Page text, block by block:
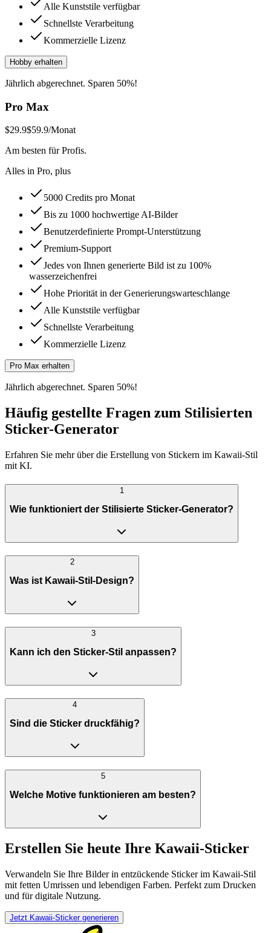
Alle Kunststile verfügbar
Schnellste Verarbeitung
Kommerzielle Lizenz
Hobby erhalten
Jährlich abgerechnet. Sparen 50%!
Pro Max
$29.9$59.9/Monat
Am besten für Profis.
Alles in Pro, plus
5000 Credits pro Monat
Bis zu 1000 hochwertige AI-Bilder
Benutzerdefinierte Prompt-Unterstützung
Premium-Support
Jedes von Ihnen generierte Bild ist zu 100%
wasserzeichenfrei
Hohe Priorität in der Generierungswarteschlange
Alle Kunststile verfügbar
Schnellste Verarbeitung
Kommerzielle Lizenz
Pro Max erhalten
Jährlich abgerechnet. Sparen 50%!
Häufig gestellte Fragen zum Stilisierten
Sticker-Generator
Erfahren Sie mehr über die Erstellung von Stickern im Kawaii-Stil
mit KI.
1
Wie funktioniert der Stilisierte Sticker-Generator?
2
Was ist Kawaii-Stil-Design?
3
Kann ich den Sticker-Stil anpassen?
4
Sind die Sticker druckfähig?
5
Welche Motive funktionieren am besten?
Erstellen Sie heute Ihre Kawaii-Sticker
Verwandeln Sie Ihre Bilder in entzückende Sticker im Kawaii-Stil
mit fetten Umrissen und lebendigen Farben. Perfekt zum Drucken
und für digitale Nutzung.
Jetzt Kawaii-Sticker generieren